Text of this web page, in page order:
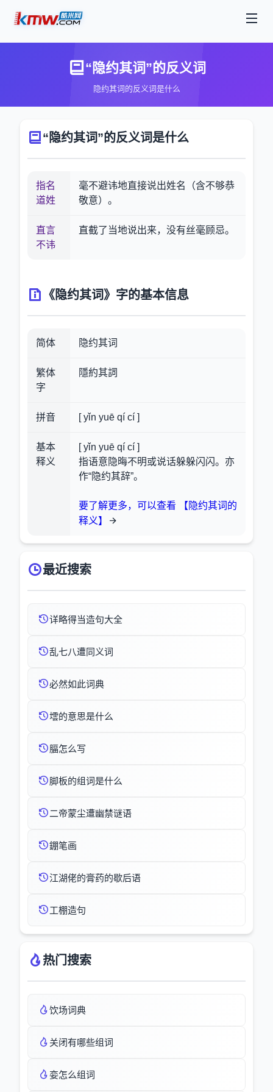
“隐约其词”的反义词
隐约其词的反义词是什么
“隐约其词”的反义词是什么
指名
道姓
毫不避讳地直接说出姓名（含不够恭
敬意）。
直言
不讳
直截了当地说出来，没有丝毫顾忌。
《隐约其词》字的基本信息
简体 隐约其词
繁体
字
隱約其詞
拼音 [ yǐn yuē qí cí ]
基本
释义
[ yǐn yuē qí cí ]
指语意隐晦不明或说话躲躲闪闪。亦
作“隐约其辞”。
要了解更多，可以查看 【隐约其词的
释义】
最近搜索
详略得当造句大全
乱七八遭同义词
必然如此词典
墵的意思是什么
腷怎么写
脚板的组词是什么
二帝蒙尘遭幽禁谜语
錋笔画
江湖佬的膏药的歇后语
工棚造句
热门搜索
饮场词典
关闭有哪些组词
娈怎么组词